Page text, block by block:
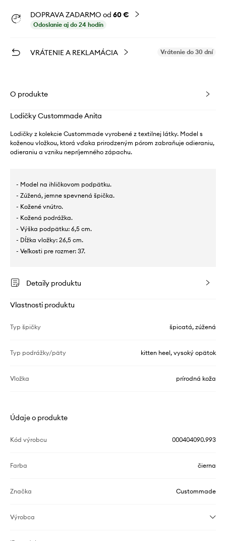
DOPRAVA ZADARMO od 60 €
Odoslanie aj do 24 hodín
VRÁTENIE A REKLAMÁCIA Vrátenie do 30 dní
O produkte
Lodičky Custommade Anita
Lodičky z kolekcie Custommade vyrobené z textilnej látky. Model s
koženou vložkou, ktorá vďaka prirodzeným pórom zabraňuje odieraniu,
odieraniu a vzniku nepríjemného zápachu.
- Model na ihličkovom podpätku.
- Zúžená, jemne spevnená špička.
- Kožené vnútro.
- Kožená podrážka.
- Výška podpätku: 6,5 cm.
- Dĺžka vložky: 26,5 cm.
- Veľkosti pre rozmer: 37.
Detaily produktu
Vlastnosti produktu
Typ špičky špicatá, zúžená
Typ podrážky/päty kitten heel, vysoký opätok
Vložka prírodná koža
Údaje o produkte
Kód výrobcu 000404090.993
Farba čierna
Značka Custommade
Výrobca